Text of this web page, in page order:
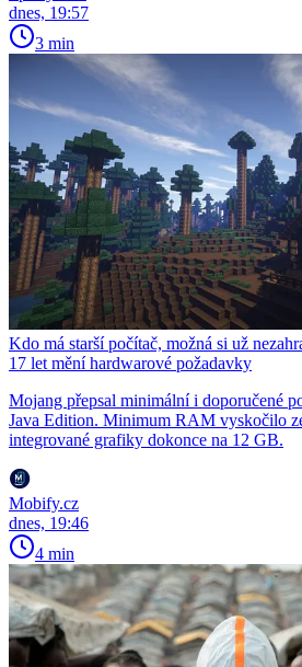
dnes, 19:57
3 min
Kdo má starší počítač, možná si už
17 let mění hardwarové požadavky
Mojang přepsal minimální i doporučené
Java Edition. Minimum RAM vyskočilo
integrované grafiky dokonce na 12 GB.
Mobify.cz
dnes, 19:46
4 min